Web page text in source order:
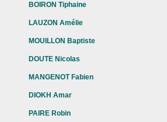
BOIRON Tiphaine
LAUZON Amélie
MOUILLON Baptiste
DOUTE Nicolas
MANGENOT Fabien
DIOKH Amar
PAIRE Robin